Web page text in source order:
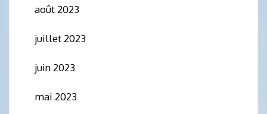
août 2023
juillet 2023
juin 2023
mai 2023